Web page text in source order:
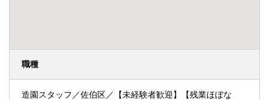
職種
造園スタッフ／佐伯区／【未経験者歓迎】【残業ほぼな